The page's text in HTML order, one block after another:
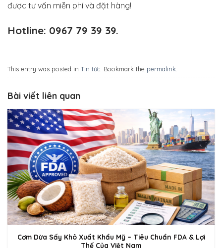
được tư vấn miễn phí và đặt hàng!
Hotline: 0967 79 39 39.
This entry was posted in Tin tức . Bookmark the permalink
Bài viết liên quan
Cơm Dừa Sấy Khô Xuất Khẩu Mỹ – Tiêu Chuẩn FDA & Lợi
Thế Của Việt Nam